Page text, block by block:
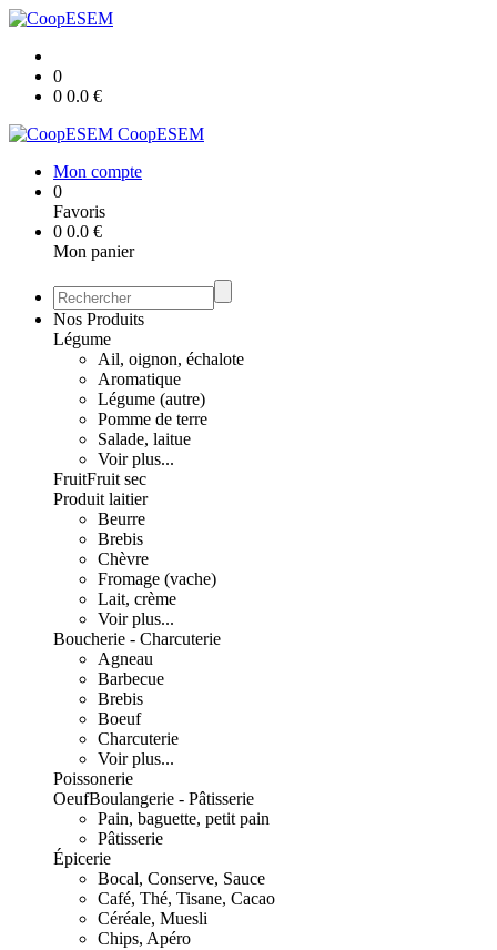
0
0 0.0 €
CoopESEM
Mon compte
0
Favoris
0 0.0 €
Mon panier
Nos Produits
Légume
Ail, oignon, échalote
Aromatique
Légume (autre)
Pomme de terre
Salade, laitue
Voir plus...
FruitFruit sec
Produit laitier
Beurre
Brebis
Chèvre
Fromage (vache)
Lait, crème
Voir plus...
Boucherie - Charcuterie
Agneau
Barbecue
Brebis
Boeuf
Charcuterie
Voir plus...
Poissonerie
OeufBoulangerie - Pâtisserie
Pain, baguette, petit pain
Pâtisserie
Épicerie
Bocal, Conserve, Sauce
Café, Thé, Tisane, Cacao
Céréale, Muesli
Chips, Apéro